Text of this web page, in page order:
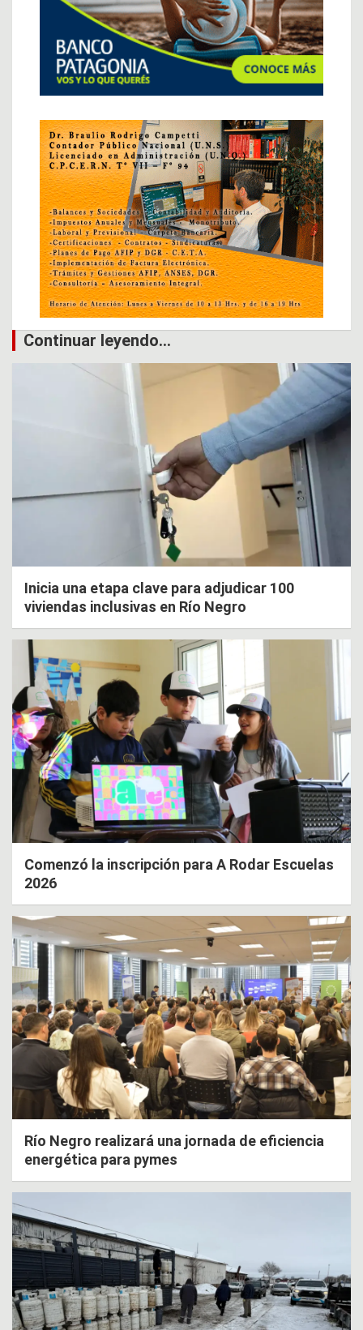
Continuar leyendo...
Inicia una etapa clave para adjudicar 100
viviendas inclusivas en Río Negro
Comenzó la inscripción para A Rodar Escuelas
2026
Río Negro realizará una jornada de eficiencia
energética para pymes